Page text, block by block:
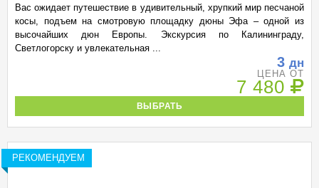
Вас ожидает путешествие в удивительный, хрупкий мир песчаной
косы, подъем на смотровую площадку дюны Эфа – одной из
высочайших дюн Европы. Экскурсия по Калининграду,
Светлогорску и увлекательная ...
3 дн
ЦЕНА ОТ
7 480
ВЫБРАТЬ
РЕКОМЕНДУЕМ